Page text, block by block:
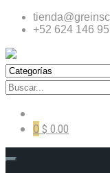
+52 624 146
0 $ 0.00